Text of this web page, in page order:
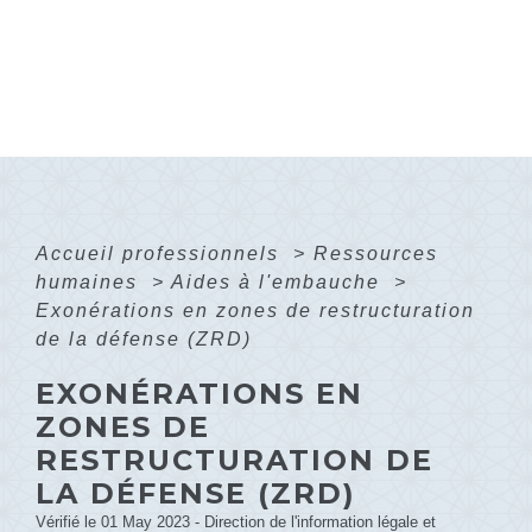
Accueil professionnels > Ressources
humaines
> Aides à l'embauche
>
Exonérations en zones de restructuration
de la défense (ZRD)
EXONÉRATIONS EN
ZONES DE
RESTRUCTURATION DE
LA DÉFENSE (ZRD)
Vérifié le 01 May 2023 - Direction de l'information légale et